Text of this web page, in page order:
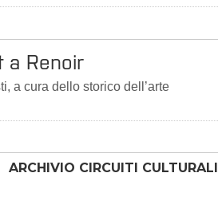
a Renoir
a cura dello storico dell’arte
ARCHIVIO CIRCUITI CULTURALI